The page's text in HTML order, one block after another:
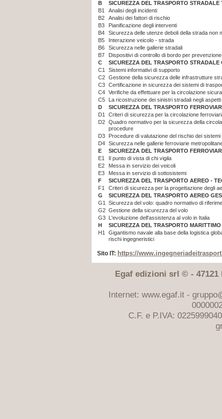
B
SICUREZZA DEL TRASPORTO STRADALE
B1
Analisi degli incidenti
B2
Analisi dei fattori di rischio
B3
Pianificazione degli interventi
B4
Sicurezza delle utenze deboli della strada non
B5
Interazione veicolo - strada
B6
Sicurezza nelle gallerie stradali
B7
Dispositivi di controllo di bordo per
C
SICUREZZA DEL TRASPORTO STRADALE
C1
Sistemi informativi di supporto
C2 Gestione della sicurezza delle infrastrutture
C3 Certificazione in sicurezza dei sistemi di
C4 Verifiche da effettuare per la circolazione
C5
La ricostruzione dei sinistri stradali negli
D
SICUREZZA DEL TRASPORTO
D1
Criteri di sicurezza per la circolazione
D2 Quadro normativo per la sicurezza della
procedure
D3
Procedure di valutazione del rischio dei
D4 Sicurezza nelle gallerie ferroviarie
E
SICUREZZA DEL TRASPORTO
E1
Il punto di vista di chi vigila
E2
Messa in servizio dei veicoli
E3
Messa in servizio di sottosistemi
F
SICUREZZA DEL TRASPORTO AEREO -
F1
Criteri di sicurezza per la progettazione degli
G
SICUREZZA DEL TRASPORTO AEREO
G1
Sicurezza del volo: quadro normativo di
G2 Gestione della sicurezza del volo
G3 L'evoluzione dell'assistenza al volo in Italia
H
SICUREZZA DEL TRASPORTO
H1
Gigantismo navale alla base della logistica
rischi ingegneristici
Sito IT: https://
Egaf edizioni srl © - 47121
Internet: www.egaf.it -
C.F. e P.IVA: